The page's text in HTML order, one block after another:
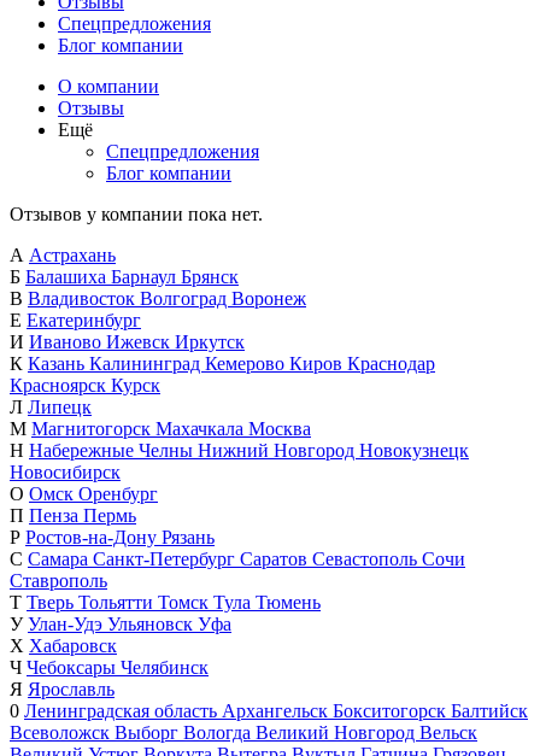
Спецпредложения
Блог компании
О компании
Отзывы
Ещё
Спецпредложения
Блог компании
Отзывов у компании пока нет.
А Астрахань
Б Балашиха Барнаул Брянск
В Владивосток Волгоград Воронеж
Е Екатеринбург
И Иваново Ижевск Иркутск
К Казань Калининград Кемерово Киров Краснодар
Красноярск Курск
Л Липецк
М Магнитогорск Махачкала Москва
Н Набережные Челны Нижний Новгород Новокузнецк
Новосибирск
О Омск Оренбург
П Пенза Пермь
Р Ростов-на-Дону Рязань
С Самара Санкт-Петербург Саратов Севастополь Сочи
Ставрополь
Т Тверь Тольятти Томск Тула Тюмень
У Улан-Удэ Ульяновск Уфа
Х Хабаровск
Ч Чебоксары Челябинск
Я Ярославль
0 Ленинградская область Архангельск Бокситогорск Балтийск
Всеволожск Выборг Вологда Великий Новгород Вельск